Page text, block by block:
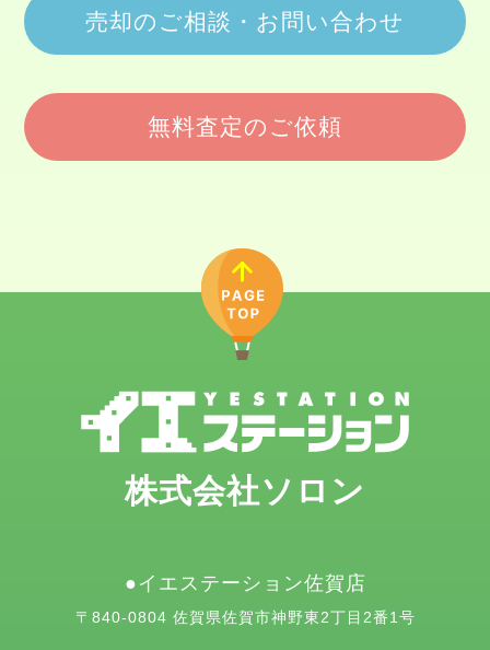
売却のご相談・お問い合わせ
無料査定のご依頼
株式会社ソロン
イエステーション佐賀店
〒840-0804 佐賀県佐賀市神野東2丁目2番1号